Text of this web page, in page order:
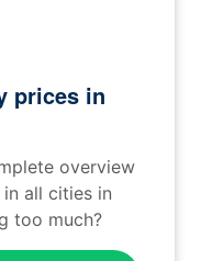
prices in
overview
all cities in
too much?